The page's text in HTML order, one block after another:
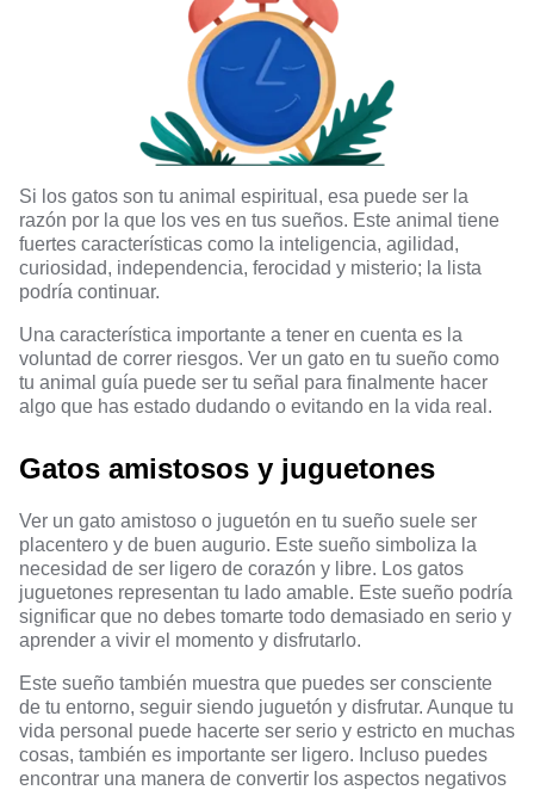
Si los gatos son tu animal espiritual, esa puede ser la
razón por la que los ves en tus sueños. Este animal tiene
fuertes características como la inteligencia, agilidad,
curiosidad, independencia, ferocidad y misterio; la lista
podría continuar.
Una característica importante a tener en cuenta es la
voluntad de correr riesgos. Ver un gato en tu sueño como
tu animal guía puede ser tu señal para finalmente hacer
algo que has estado dudando o evitando en la vida real.
Gatos amistosos y juguetones
Ver un gato amistoso o juguetón en tu sueño suele ser
placentero y de buen augurio. Este sueño simboliza la
necesidad de ser ligero de corazón y libre. Los gatos
juguetones representan tu lado amable. Este sueño podría
significar que no debes tomarte todo demasiado en serio y
aprender a vivir el momento y disfrutarlo.
Este sueño también muestra que puedes ser consciente
de tu entorno, seguir siendo juguetón y disfrutar. Aunque tu
vida personal puede hacerte ser serio y estricto en muchas
cosas, también es importante ser ligero. Incluso puedes
encontrar una manera de convertir los aspectos negativos